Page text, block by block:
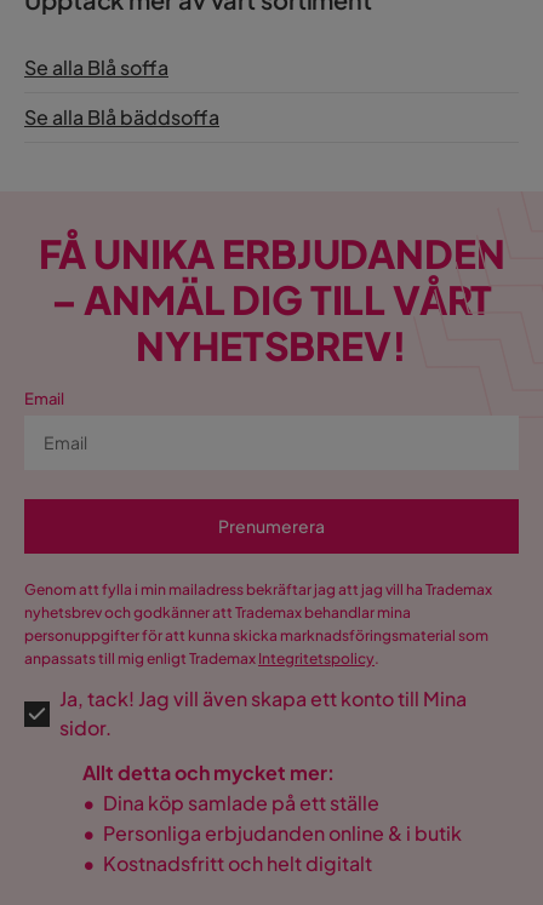
Se alla Blå soffa
Se alla Blå bäddsoffa
FÅ UNIKA ERBJUDANDEN
– ANMÄL DIG TILL VÅRT
NYHETSBREV!
Email
Prenumerera
Genom att fylla i min mailadress bekräftar jag att jag vill ha Trademax
nyhetsbrev och godkänner att Trademax behandlar mina
personuppgifter för att kunna skicka marknadsföringsmaterial som
anpassats till mig enligt Trademax Integritetspolicy.
Ja, tack! Jag vill även skapa ett konto till Mina
sidor.
Allt detta och mycket mer:
• Dina köp samlade på ett ställe
• Personliga erbjudanden online & i butik
• Kostnadsfritt och helt digitalt